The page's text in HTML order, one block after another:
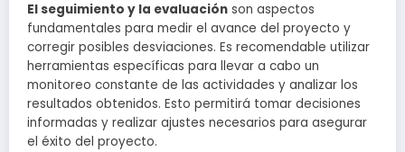
El seguimiento y la evaluación son aspectos
fundamentales para medir el avance del proyecto y
corregir posibles desviaciones. Es recomendable utilizar
herramientas específicas para llevar a cabo un
monitoreo constante de las actividades y analizar los
resultados obtenidos. Esto permitirá tomar decisiones
informadas y realizar ajustes necesarios para asegurar
el éxito del proyecto.